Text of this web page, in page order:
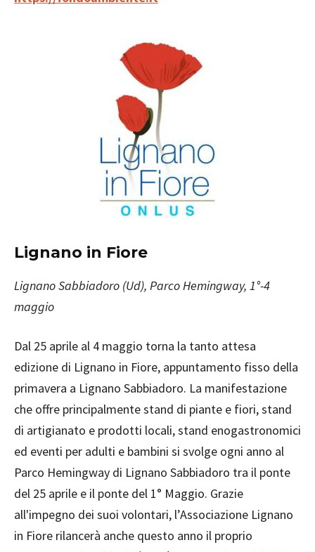
Lignano in Fiore
Lignano Sabbiadoro (Ud), Parco Hemingway, 1°-4
maggio
Dal 25 aprile al 4 maggio torna la tanto attesa
edizione di Lignano in Fiore, appuntamento fisso della
primavera a Lignano Sabbiadoro. La manifestazione
che offre principalmente stand di piante e fiori, stand
di artigianato e prodotti locali, stand enogastronomici
ed eventi per adulti e bambini si svolge ogni anno al
Parco Hemingway di Lignano Sabbiadoro tra il ponte
del 25 aprile e il ponte del 1° Maggio. Grazie
all'impegno dei suoi volontari, l’Associazione Lignano
in Fiore rilancerà anche questo anno il proprio